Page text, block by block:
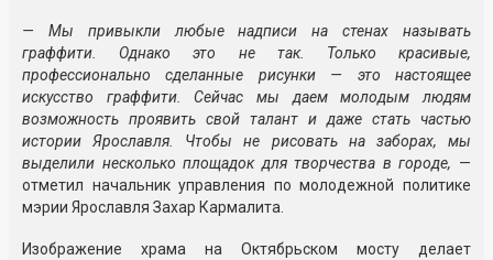
— Мы привыкли любые надписи на стенах называть
граффити. Однако это не так. Только красивые,
профессионально сделанные рисунки — это настоящее
искусство граффити. Сейчас мы даем молодым людям
возможность проявить свой талант и даже стать частью
истории Ярославля. Чтобы не рисовать на заборах, мы
выделили несколько площадок для творчества в городе, —
отметил начальник управления по молодежной политике
мэрии Ярославля Захар Кармалита.
Изображение храма на Октябрьском мосту делает